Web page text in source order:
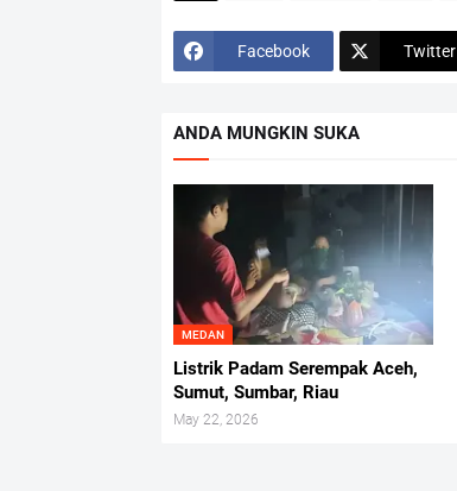
Facebook Twitter
ANDA MUNGKIN SUKA
MEDAN
Listrik Padam Serempak Aceh,
Sumut, Sumbar, Riau
May 22, 2026